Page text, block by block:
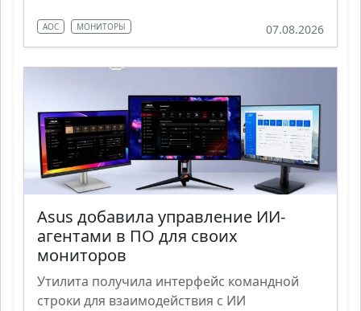
AOC МОНИТОРЫ 07.08.2026
Asus добавила управление ИИ-
агентами в ПО для своих
мониторов
Утилита получила интерфейс командной
строки для взаимодействия с ИИ